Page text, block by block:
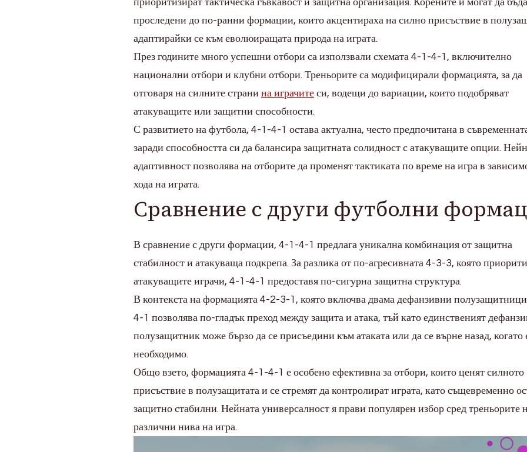
проследени до по-ранни формации, които акцентираха на силно присъствие в
адаптирайки се към еволюиращата природа на играта.
През годините много успешни отбори са използвали схемата 4-1-4-1, включително
национални отбори и клубни отбори. Треньорите са модифицирали формацията, за да
отговаря на силните страни на играчите си, водещи до вариации, които подобряват
атакуващите или защитни способности.
С развитието на футбола, 4-1-4-1 остава актуална, често предпочитана в
заради способността си да балансира защитната солидност с атакуващите опции.
адаптивност позволява на отборите да променят тактиката по време на игра в
хода на играта.
Сравнение с други футболни
В сравнение с други формации, 4-1-4-1 предлага уникална комбинация от защитна
стабилност и атакуваща подкрепа. За разлика от по-агресивната 4-3-3, която
атакуващите играчи, 4-1-4-1 предоставя по-сигурна защитна структура.
В контекста на формацията 4-2-3-1, която включва двама дефанзивни
4-1 позволява по-гладък преход между защита и атака, тъй като единственият
полузащитник може бързо да се присъедини към атаката или да се върне назад, когато
необходимо.
Общо взето, формацията 4-1-4-1 е особено ефективна за отбори, които ценят силното
присъствие в полузащитата и се стремят да контролират играта, като същевременно
защитно стабилни. Нейната универсалност я прави популярен избор сред треньорите
различни нива на игра.